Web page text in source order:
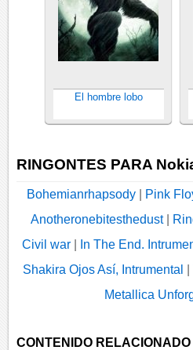
El hombre lobo
RINGONTES PARA
Bohemianrhapsody| Pink
Anotheronebitesthedust|
Civil war
In The End.
Shakira Ojos Así, Intrumental
Metallica
CONTENIDO RELACIONADO